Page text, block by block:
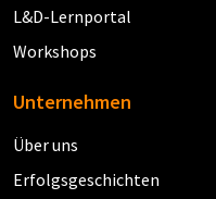
L&D-Lernportal
Workshops
Unternehmen
Über uns
Erfolgsgeschichten